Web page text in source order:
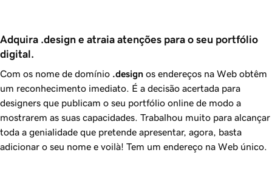
Adquira .design e atraia atenções para o seu portfólio
digital.
Com os nome de domínio .design os endereços na Web obtêm
um reconhecimento imediato. É a decisão acertada para
designers que publicam o seu portfólio online de modo a
mostrarem as suas capacidades. Trabalhou muito para alcançar
toda a genialidade que pretende apresentar, agora, basta
adicionar o seu nome e voilà! Tem um endereço na Web único.